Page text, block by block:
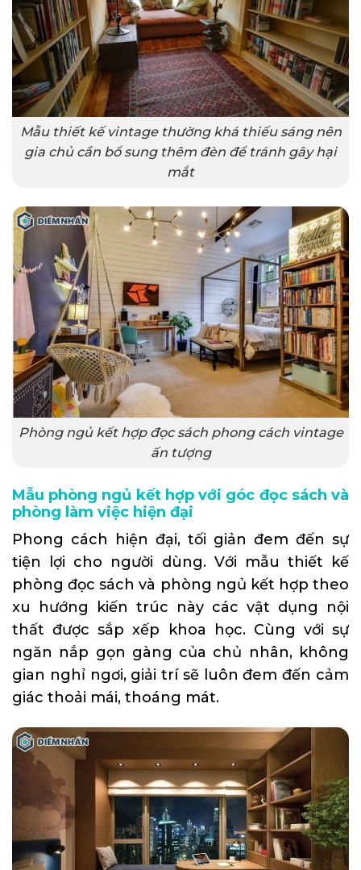
Mẫu thiết kế vintage thường khá thiếu sáng nên
gia chủ cần bổ sung thêm đèn để tránh gây hại
mắt
Phòng ngủ kết hợp đọc sách phong cách vintage
ấn tượng
Mẫu phòng ngủ kết hợp với góc đọc sách và
phòng làm việc hiện đại
Phong cách hiện đại, tối giản đem đến sự
tiện lợi cho người dùng. Với mẫu thiết kế
phòng đọc sách và phòng ngủ kết hợp theo
xu hướng kiến trúc này các vật dụng nội
thất được sắp xếp khoa học. Cùng với sự
ngăn nắp gọn gàng của chủ nhân, không
gian nghỉ ngơi, giải trí sẽ luôn đem đến cảm
giác thoải mái, thoáng mát.